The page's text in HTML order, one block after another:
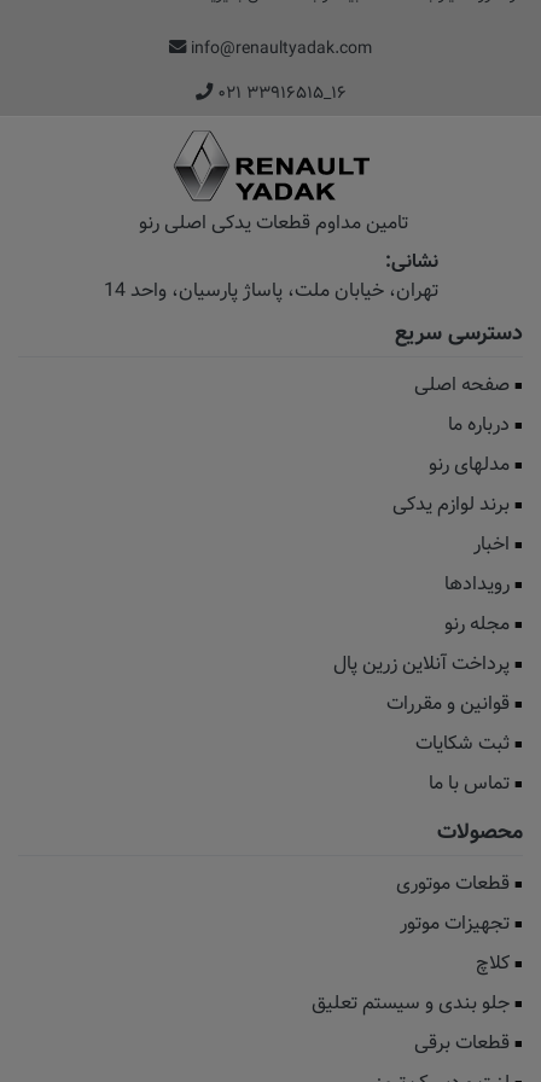
info@renaultyadak.com
۰۲۱ ۳۳۹۱۶۵۱۵_۱۶
تامین مداوم قطعات یدکی اصلی رنو
نشانی:
تهران، خیابان‌ ملت، پاساژ‌ پارسیان، واحد 14
دسترسی سریع
صفحه اصلی
درباره ما
مدلهای رنو
برند لوازم یدکی
اخبار
رویدادها
مجله رنو
پرداخت آنلاین زرین پال
قوانین و مقررات
ثبت شکایات
تماس با ما
محصولات
قطعات موتوری
تجهیزات موتور
کلاچ
جلو بندی و سیستم تعلیق
قطعات برقی